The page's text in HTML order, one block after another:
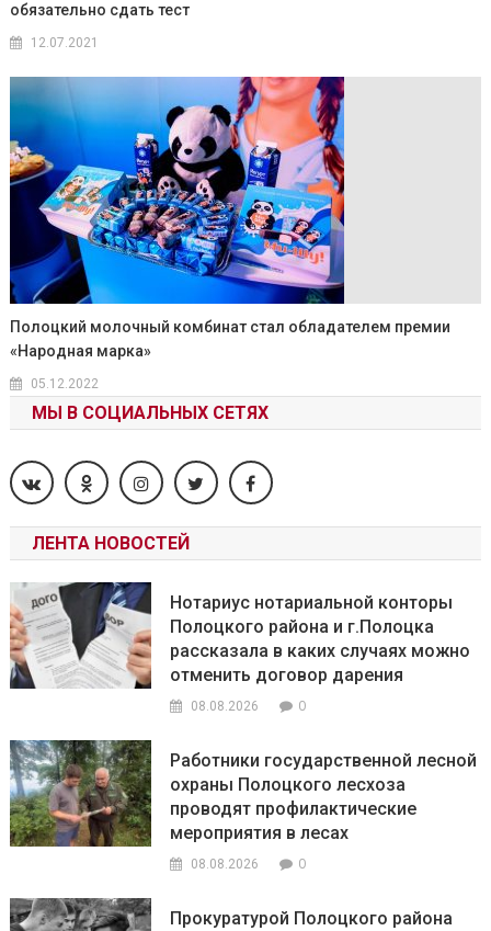
обязательно сдать тест
12.07.2021
Полоцкий молочный комбинат стал обладателем премии
«Народная марка»
05.12.2022
МЫ В СОЦИАЛЬНЫХ СЕТЯХ
ЛЕНТА НОВОСТЕЙ
Нотариус нотариальной конторы
Полоцкого района и г.Полоцка
рассказала в каких случаях можно
отменить договор дарения
08.08.2026 0
Работники государственной лесной
охраны Полоцкого лесхоза
проводят профилактические
мероприятия в лесах
08.08.2026 0
Прокуратурой Полоцкого района